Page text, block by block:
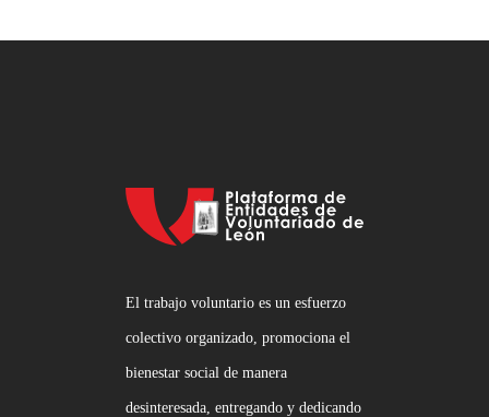
El trabajo voluntario es un esfuerzo
colectivo organizado, promociona el
bienestar social de manera
desinteresada, entregando y dedicando